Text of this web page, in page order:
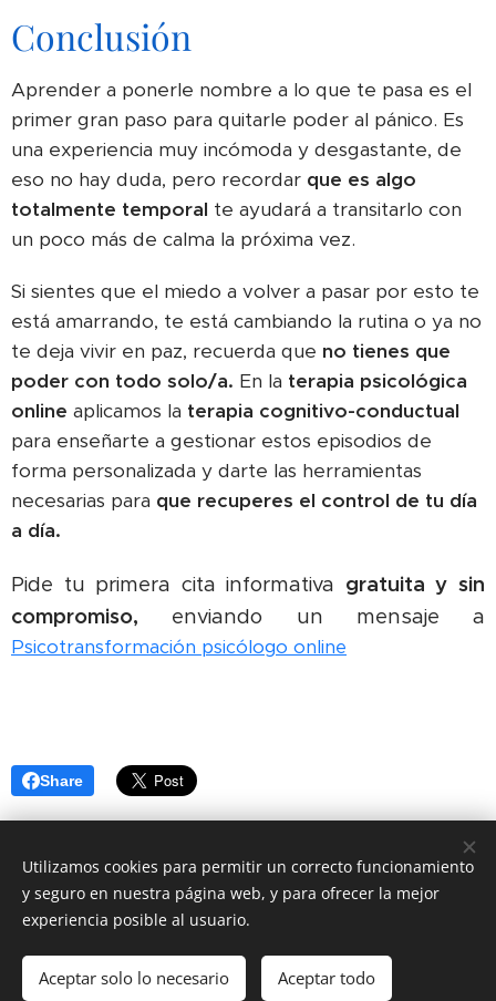
Conclusión
Aprender a ponerle nombre a lo que te pasa es el
primer gran paso para quitarle poder al pánico. Es
una experiencia muy incómoda y desgastante, de
eso no hay duda, pero recordar que es algo
totalmente temporal te ayudará a transitarlo con
un poco más de calma la próxima vez.
Si sientes que el miedo a volver a pasar por esto te
está amarrando, te está cambiando la rutina o ya no
te deja vivir en paz, recuerda que no tienes que
poder con todo solo/a. En la terapia psicológica
online aplicamos la terapia cognitivo-conductual
para enseñarte a gestionar estos episodios de
forma personalizada y darte las herramientas
necesarias para que recuperes el control de tu día
a día.
Pide tu primera cita informativa gratuita y sin
compromiso, enviando un mensaje a
Psicotransformación psicólogo online
Share
Psicotransformación - Psicólogo online
Todos los derechos reservados. Bogotá - Colombia
Cookies
Utilizamos cookies para permitir un correcto funcionamiento
y seguro en nuestra página web, y para ofrecer la mejor
experiencia posible al usuario.
Aceptar solo lo necesario Aceptar todo